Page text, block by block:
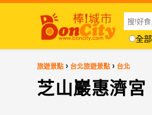
全部
旅遊景點 › 台北旅遊景點 › 台北
芝山巖惠濟宮